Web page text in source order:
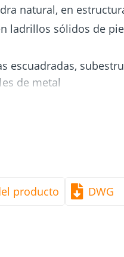
natural, en
ladrillos sólidos de
escuadradas,
de metal
producto DWG